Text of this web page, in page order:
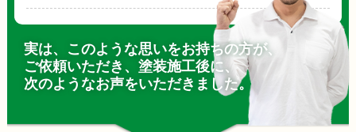
実は、このような思いをお持ちの方が、
ご依頼いただき、塗装施工後に、
次のようなお声をいただきました。